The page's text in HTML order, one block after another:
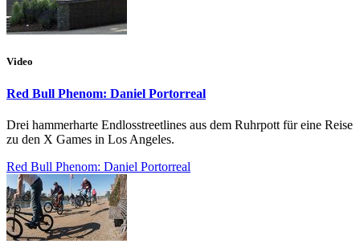
Video
Red Bull Phenom: Daniel Portorreal
Drei hammerharte Endlosstreetlines aus dem Ruhrpott für eine Reise
zu den X Games in Los Angeles.
Red Bull Phenom: Daniel Portorreal